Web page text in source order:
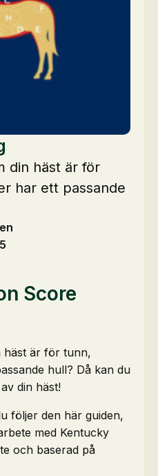
din häst är för
har ett passande
Score
häst är för tunn,
hull? Då kan du
din häst!
följer den här guiden,
med Kentucky
och baserad på